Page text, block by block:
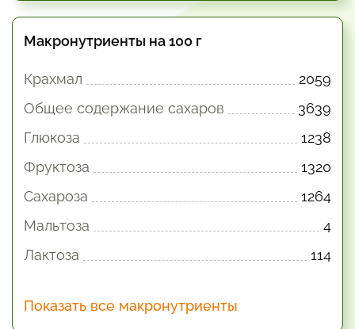
Макронутриенты на 100 г
Крахмал
2059
Общее содержание сахаров
3639
Глюкоза
1238
Фруктоза
1320
Сахароза
1264
Мальтоза
4
Лактоза
114
Показать все макронутриенты